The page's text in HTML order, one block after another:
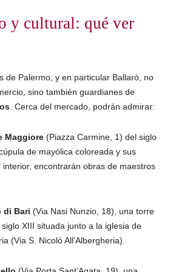
y cultural: qué ver
de Palermo, y en particular Ballarò, no
sino también guardianes de
. Cerca del mercado, podrán admirar:
Maggiore (Piazza Carmine, 1) del siglo
de mayólica coloreada y sus
encontrarán obras de maestros
di Bari (Via Nasi Nunzio, 18), una torre
XIII situada junto a la iglesia de
(Via S. Nicolò All’Albergheria).